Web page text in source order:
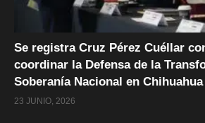
Se registra Cruz Pérez Cuéllar
coordinar la Defensa de la
Soberanía Nacional en Chihuahua
23 JUNIO, 2026